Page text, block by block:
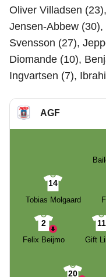
Oliver Villadsen
Jensen-Abbew
Svensson (27),
Diomande (10),
Ingvartsen (7),
AGF
14
Tobias Molgaard
2
Felix Beijmo
11
Gift
20